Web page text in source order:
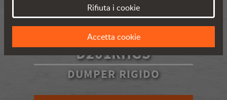
D201RHGS
DUMPER RIGIDO
Rifiuta i cookie
Accetta cookie